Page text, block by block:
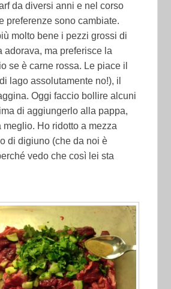
da diversi anni e nel corso
preferenze sono cambiate.
molto bene i pezzi grossi di
adorava, ma preferisce la
se è carne rossa. Le piace il
lago assolutamente no!), il
Oggi faccio bollire alcuni
di aggiungerlo alla pappa,
meglio. Ho ridotto a mezza
di digiuno (che da noi è
vedo che così lei sta